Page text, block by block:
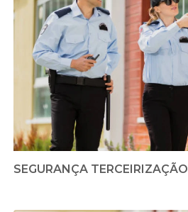
SEGURANÇA TERCEIRIZAÇÃO